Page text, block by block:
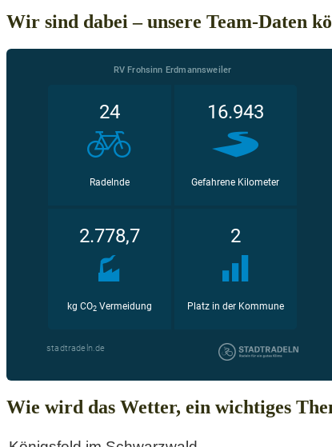
Wir sind dabei – unsere Team-Daten
Wie wird das Wetter, ein wichtiges